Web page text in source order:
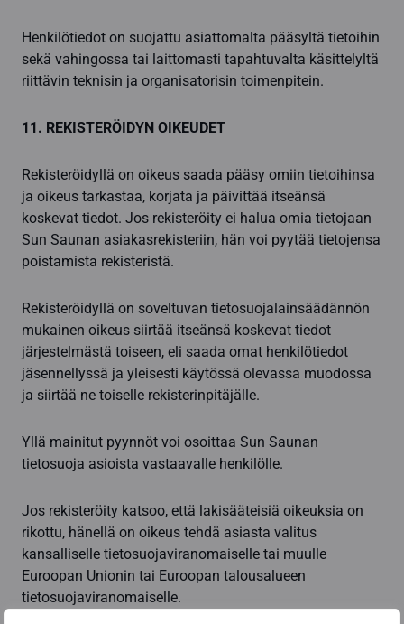
Henkilötiedot on suojattu asiattomalta pääsyltä tietoihin
sekä vahingossa tai laittomasti tapahtuvalta käsittelyltä
riittävin teknisin ja organisatorisin toimenpitein.
11. REKISTERÖIDYN OIKEUDET
Rekisteröidyllä on oikeus saada pääsy omiin tietoihinsa
ja oikeus tarkastaa, korjata ja päivittää itseänsä
koskevat tiedot. Jos rekisteröity ei halua omia tietojaan
Sun Saunan asiakasrekisteriin, hän voi pyytää tietojensa
poistamista rekisteristä.
Rekisteröidyllä on soveltuvan tietosuojalainsäädännön
mukainen oikeus siirtää itseänsä koskevat tiedot
järjestelmästä toiseen, eli saada omat henkilötiedot
jäsennellyssä ja yleisesti käytössä olevassa muodossa
ja siirtää ne toiselle rekisterinpitäjälle.
Yllä mainitut pyynnöt voi osoittaa Sun Saunan
tietosuoja asioista vastaavalle henkilölle.
Jos rekisteröity katsoo, että lakisääteisiä oikeuksia on
rikottu, hänellä on oikeus tehdä asiasta valitus
kansalliselle tietosuojaviranomaiselle tai muulle
Euroopan Unionin tai Euroopan talousalueen
tietosuojaviranomaiselle.